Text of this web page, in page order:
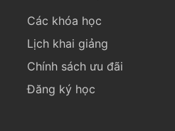
Các khóa học
Lịch khai giảng
Chính sách ưu đãi
Đăng ký học